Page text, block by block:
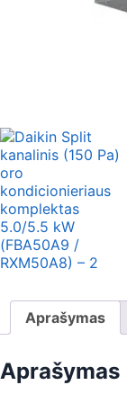
Aprašymas
Aprašymas